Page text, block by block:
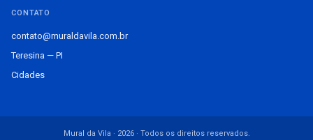
CONTATO
contato@muraldavila.com.br
Teresina — PI
Cidades
Mural da Vila · 2026 · Todos os direitos reservados.